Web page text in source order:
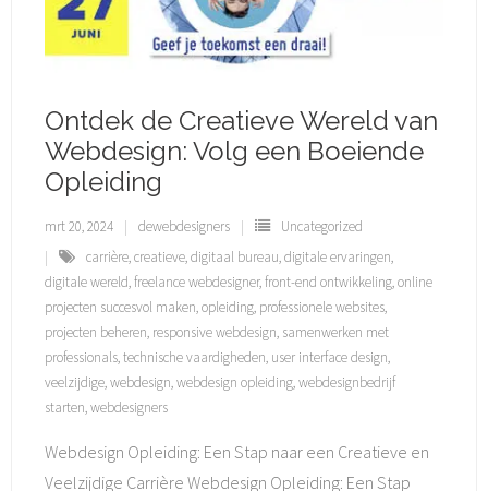
Ontdek de Creatieve Wereld van
Webdesign: Volg een Boeiende
Opleiding
mrt 20, 2024 dewebdesigners
Uncategorized
carrière,creatieve,digitaal bureau,digitale ervaringen,
digitale wereld,freelance webdesigner,front-end ontwikkeling,online
projecten succesvol maken,opleiding, professionele websites,
projecten beheren, responsive webdesign, samenwerken met
professionals,technische vaardigheden, user interface design,
veelzijdige,webdesign,webdesign opleiding,webdesignbedrijf
starten,webdesigners
Webdesign Opleiding: Een Stap naar een Creatieve en
Veelzijdige Carrière Webdesign Opleiding: Een Stap